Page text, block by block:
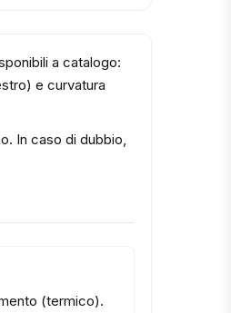
a catalogo:
e curvatura
In caso di dubbio,
(termico).